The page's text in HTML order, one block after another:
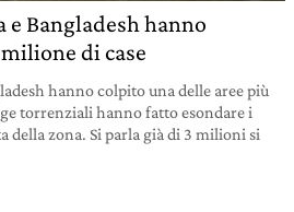
Bangladesh hanno
di case
hanno colpito una delle aree più
torrenziali hanno fatto esondare i
zona. Si parla già di 3 milioni si